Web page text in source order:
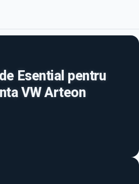
Esential pentru
VW Arteon